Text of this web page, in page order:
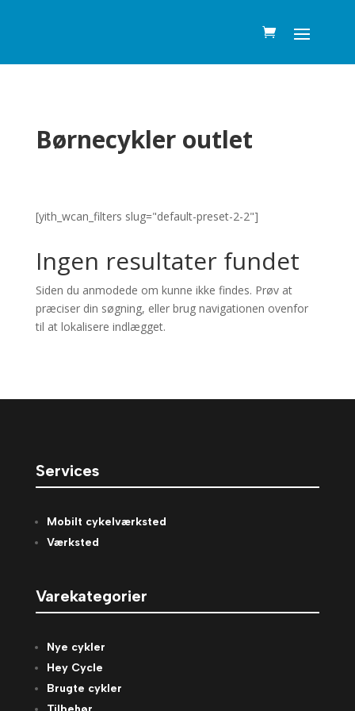
Børnecykler outlet
[yith_wcan_filters slug="default-preset-2-2"]
Ingen resultater fundet
Siden du anmodede om kunne ikke findes. Prøv at
præciser din søgning, eller brug navigationen ovenfor
til at lokalisere indlægget.
Services
Mobilt cykelværksted
Værksted
Varekategorier
Nye cykler
Hey Cycle
Brugte cykler